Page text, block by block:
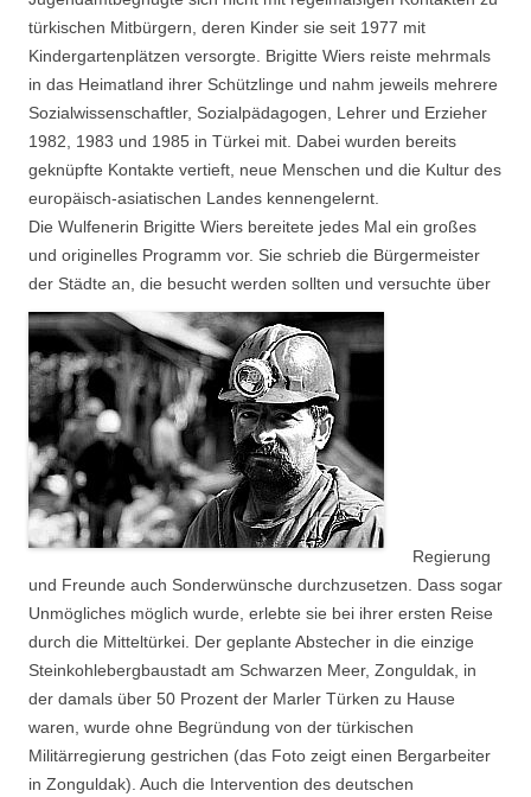
türkischen Mitbürgern, deren Kinder sie seit 1977 mit
Kindergartenplätzen versorgte. Brigitte Wiers reiste mehrmals
in das Heimatland ihrer Schützlinge und nahm jeweils mehrere
Sozialwissenschaftler, Sozialpädagogen, Lehrer und Erzieher
1982, 1983 und 1985 in Türkei mit. Dabei wurden bereits
geknüpfte Kontakte vertieft, neue Menschen und die Kultur des
europäisch-asiatischen Landes kennengelernt.
Die Wulfenerin Brigitte Wiers bereitete jedes Mal ein großes
und originelles Programm vor. Sie schrieb die Bürgermeister
der Städte an, die besucht werden sollten und versuchte über
Regierung
und Freunde auch Sonderwünsche durchzusetzen. Dass sogar
Unmögliches möglich wurde, erlebte sie bei ihrer ersten Reise
durch die Mitteltürkei. Der geplante Abstecher in die einzige
Steinkohlebergbaustadt am Schwarzen Meer, Zonguldak, in
der damals über 50 Prozent der Marler Türken zu Hause
waren, wurde ohne Begründung von der türkischen
Militärregierung gestrichen (das Foto zeigt einen Bergarbeiter
in Zonguldak). Auch die Intervention des deutschen